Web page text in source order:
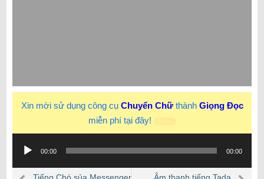
Xin mời sử dụng công cụ Chuyển Chữthành Giọng Đọc
miễn phí tại đây!
phát
âm
00:00 00:00